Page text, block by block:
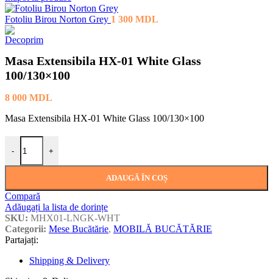
Fotoliu Birou Norton Grey 1 300 MDL
Masa Extensibila HX-01 White Glass
100/130×100
8 000 MDL
Masa Extensibila HX-01 White Glass 100/130×100
-
Cantitate Masa Extensibila HX-01 White Glass 100/130×100
+
ADAUGĂ ÎN COȘ
Compară
Adăugați la lista de dorințe
SKU: MHX01-LNGK-WHT
Categorii: Mese Bucătărie, MOBILĂ BUCĂTĂRIE
Partajați:
Shipping & Delivery